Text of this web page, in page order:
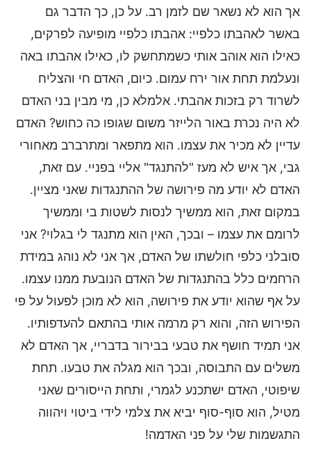
אך הוא לא נשאר שם לזמן רב. על כן, כך הדבר גם
באשר לאהבתו כלפיי: אהבתו כלפיי מופיעה לפרקים,
כאילו הוא אוהב אותי כשמתחשק לו, כאילו אהבתו באה
ונעלמת תחת אור ירח עמום. כיום, האדם חי והצליח
לשרוד רק בזכות אהבתי. אלמלא כן, מי מבין בני האדם
לא היה נכרת באור הלייזר משום שגופו כה כחוש? האדם
עדיין לא מכיר את עצמו. הוא מתפאר ומתרברב מאחורי
גבי, אך איש לא מעז "להתנגד" אליי בפניי. עם זאת,
האדם לא יודע מה פירושה של ההתנגדות שאני מציין.
במקום זאת, הוא ממשיך לנסות לשטות בי וממשיך
לרומם את עצמו – ובכך, האין הוא מתנגד לי בגלוי? אני
סובלני כלפי חולשתו של האדם, אך אני לא נוהג במידת
הרחמים כלל בהתנגדות של האדם הנובעת ממנו עצמו.
על אף שהוא יודע את פירושה, הוא לא מוכן לפעול על פי
הפירוש הזה, והוא רק מרמה אותי בהתאם להעדפותיו.
אני תמיד חושף את טבעי בבירור בדבריי, אך האדם לא
משלים עם התבוסה, ובכך הוא מגלה את טבעו. תחת
שיפוטי, האדם ישתכנע לגמרי, ותחת הייסורים שאני
מטיל, הוא סוף-סוף יביא את צלמי לידי ביטוי ויהווה
התגשמות שלי על פני האדמה!